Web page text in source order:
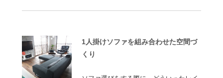
1人掛けソファを組み合わせた空間づ
くり